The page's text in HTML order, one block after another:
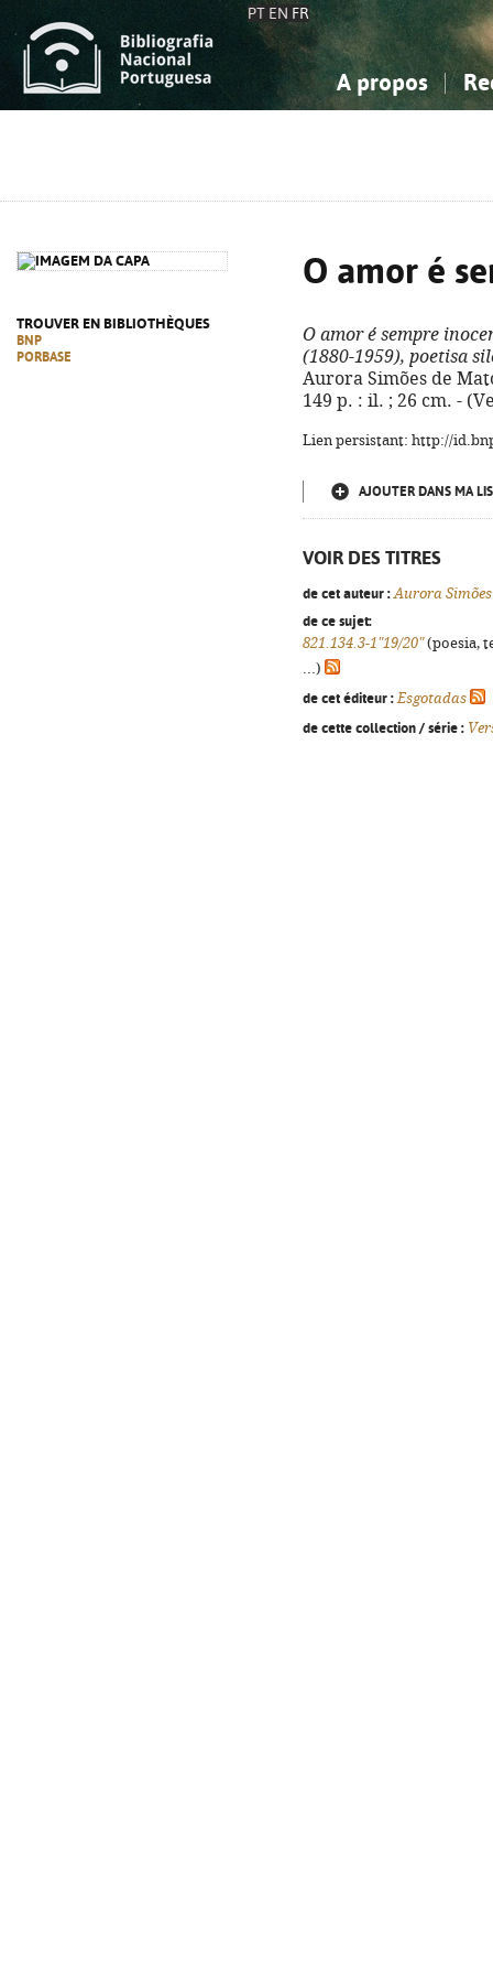
PT EN FR
A propos
TROUVER EN BIBLIOTHÈQUES
BNP
PORBASE
O amor é
O amor é sempre
(1880-1959), poetisa
Aurora Simões de
149 p. : il. ; 26 cm. -
Lien persistant: http://
AJOUTER DANS MA
VOIR DES TITRES
de cet auteur : Aurora
de ce sujet:
821.134.3-1"19/20"(poesia,
...)
de cet éditeur : Esgotadas
de cette collection / série :